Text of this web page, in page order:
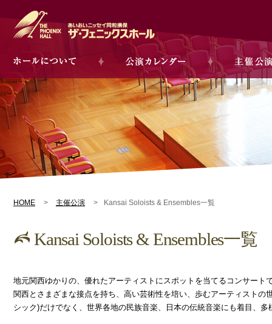
HOME 主催公演 Kansai Soloists & Ensembles一覧
Kansai Soloists & Ensembles一覧
地元関西ゆかりの、優れたアーティストにスポットを当てるコンサー
関西とさまざまな接点を持ち、高い芸術性を培い、歩むアーティストの
シック)だけでなく、世界各地の民族音楽、日本の伝統音楽にも着目、